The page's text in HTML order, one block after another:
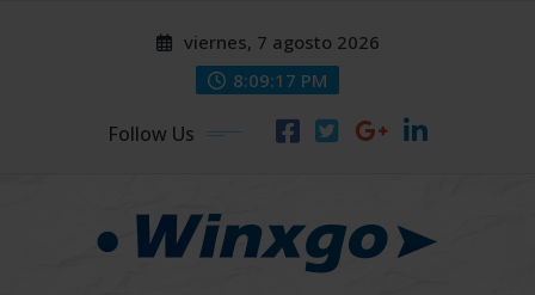
viernes, 7 agosto 2026
8:09:17 PM
Follow Us